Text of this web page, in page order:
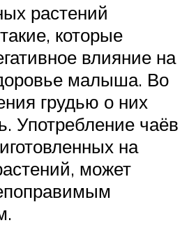
растений
которые
влияние на
малыша. Во
грудью о них
Употребление чаёв
на
может